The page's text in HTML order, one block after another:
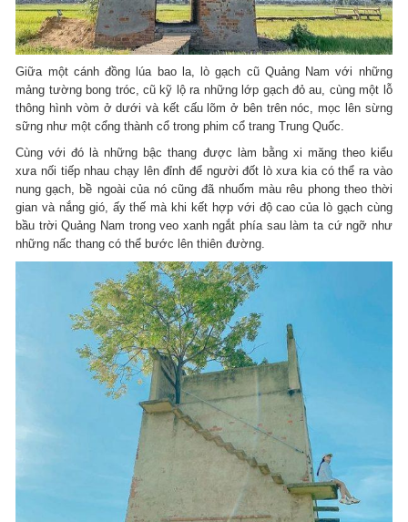
Giữa một cánh đồng lúa bao la, lò gạch cũ Quảng Nam với những
mảng tường bong tróc, cũ kỹ lộ ra những lớp gạch đỏ au, cùng một lỗ
thông hình vòm ở dưới và kết cấu lõm ở bên trên nóc, mọc lên sừng
sững như một cổng thành cổ trong phim cổ trang Trung Quốc.
Cùng với đó là những bậc thang được làm bằng xi măng theo kiểu
xưa nối tiếp nhau chạy lên đỉnh để người đốt lò xưa kia có thể ra vào
nung gạch, bề ngoài của nó cũng đã nhuốm màu rêu phong theo thời
gian và nắng gió, ấy thế mà khi kết hợp với độ cao của lò gạch cùng
bầu trời Quảng Nam trong veo xanh ngắt phía sau làm ta cứ ngỡ như
những nấc thang có thể bước lên thiên đường.